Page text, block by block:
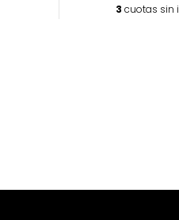
3 cuotas sin